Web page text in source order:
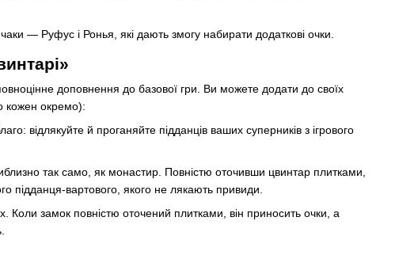
— Руфус і Ронья, які дають змогу набирати додаткові очки.
доповнення до базової гри. Ви можете додати до своїх
кожен окремо):
відлякуйте й проганяйте підданців ваших суперників з ігрового
так само, як монастир. Повністю оточивши цвинтар плитками,
підданця-вартового, якого не лякають привиди.
Коли замок повністю оточений плитками, він приносить очки, а